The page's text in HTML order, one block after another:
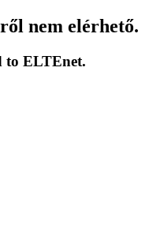
nem elérhető.
to ELTEnet.